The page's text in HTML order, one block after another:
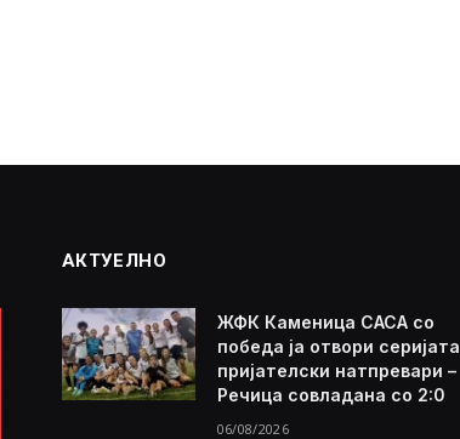
АКТУЕЛНО
ЖФК Каменица САСА со
победа ја отвори серијата
пријателски натпревари –
Речица совладана со 2:0
06/08/2026